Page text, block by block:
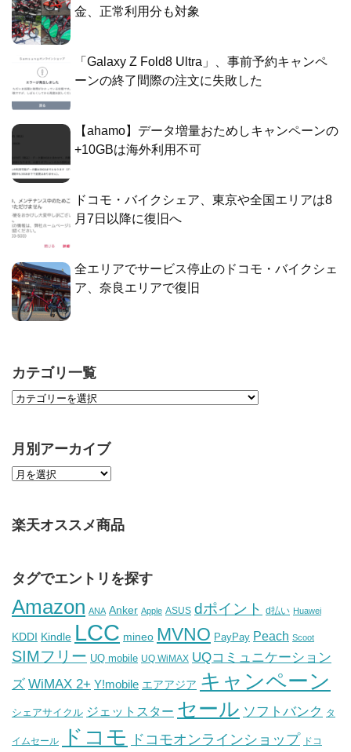
金、正常利用分も対象
「Galaxy Z Fold8 Ultra」、事前予約キャンペ
ーンの終了間際の注文に失敗した
【ahamo】データ増量おためしキャンペーンの
+10GBは海外利用不可
ドコモ・バイクシェア、東京や全国エリアは8
月7日以降に復旧へ
全エリアでサービス停止のドコモ・バイクシェ
ア、奈良エリアで復旧
カテゴリ一覧
月別アーカイブ
楽天オススメ商品
タグでエントリを探す
Amazon ANA Anker Apple ASUS dポイント d払い Huawei
KDDI Kindle LCC mineo MVNO PayPay Peach Scoot
SIMフリー UQ mobile UQ WiMAX UQコミュニケーション
ズ WiMAX 2+ Y!mobile エアアジア キャンペーン
シェアサイクル ジェットスター セール ソフトバンク タ
イムセール ドコモ ドコモオンラインショップ ドコ